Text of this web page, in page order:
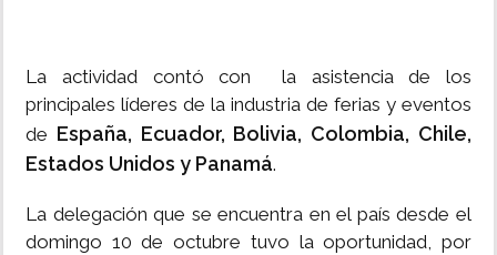
La actividad contó con la asistencia de los
principales líderes de la industria de ferias y eventos
de España, Ecuador, Bolivia, Colombia, Chile,
Estados Unidos y Panamá.
La delegación que se encuentra en el país desde el
domingo 10 de octubre tuvo la oportunidad, por